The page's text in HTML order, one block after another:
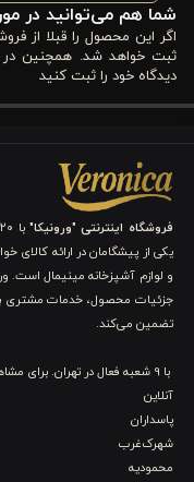
ظرفشویی است؛ بنابراین
برای تمیز کردن آن
که هم در خانه و هم در
داشته باشد، این مدل
شیر جوش مدل پیچر 350 میل ورونیکا سایز
ویژگی هایی دارد؟
انتخاب یک پیچر مناسب
ساخت، ظرفیت، طراحی و
تجربه استفاده روزمره
جوش مدل پیچر 350 میل ورونیکا سایز کوچک
شما هم می‌توانید در
اگر این محصول را قبلا از
ثبت خواهد شد. همچنین در
دیدگاه خود را ثبت کنید
فروشگاه اینترنتی "ورونیکا"
یکی از پیشگامان در ارائه
و لوازم آشپزخانه مینیمال است.
جزئیات محصول، خدمات مشتری
تضمین می‌کند.
با 9 شعبه فعال در تهران. برای مشاهده آدرس
آنلاین
پاسداران
شهرک‌غرب
محمودیه